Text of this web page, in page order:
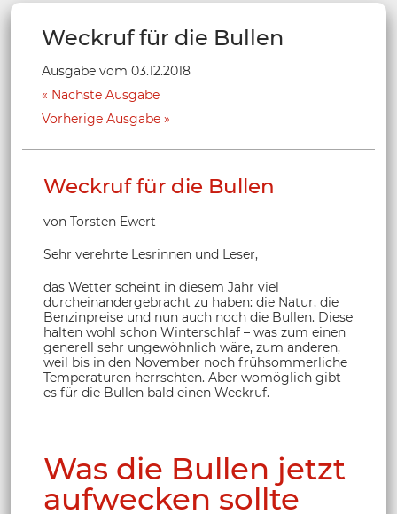
Weckruf für die Bullen
Ausgabe vom 03.12.2018
Nächste Ausgabe
Vorherige Ausgabe
Weckruf für die Bullen
von Torsten Ewert
Sehr verehrte Lesrinnen und Leser,
das Wetter scheint in diesem Jahr viel
durcheinandergebracht zu haben: die Natur, die
Benzinpreise und nun auch noch die Bullen. Diese
halten wohl schon Winterschlaf – was zum einen
generell sehr ungewöhnlich wäre, zum anderen,
weil bis in den November noch frühsommerliche
Temperaturen herrschten. Aber womöglich gibt
es für die Bullen bald einen Weckruf.
Was die Bullen jetzt
aufwecken sollte